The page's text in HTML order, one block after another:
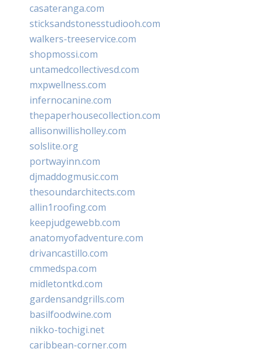
casateranga.com
sticksandstonesstudiooh.com
walkers-treeservice.com
shopmossi.com
untamedcollectivesd.com
mxpwellness.com
infernocanine.com
thepaperhousecollection.com
allisonwillisholley.com
solslite.org
portwayinn.com
djmaddogmusic.com
thesoundarchitects.com
allin1roofing.com
keepjudgewebb.com
anatomyofadventure.com
drivancastillo.com
cmmedspa.com
midletontkd.com
gardensandgrills.com
basilfoodwine.com
nikko-tochigi.net
caribbean-corner.com